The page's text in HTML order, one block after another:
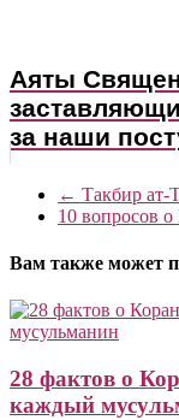
Аяты
за наши
← Такбир ат-
10 вопросов
Вам также может
28 фактов о
каждый